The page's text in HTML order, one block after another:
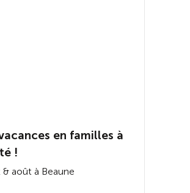
en familles à
!
août à Beaune